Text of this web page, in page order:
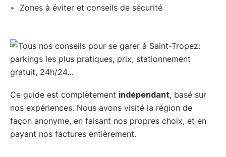
Zones à éviter et conseils de sécurité
Ce guide est complètement indépendant, basé sur
nos expériences. Nous avons visité la région de
façon anonyme, en faisant nos propres choix, et en
payant nos factures entièrement.